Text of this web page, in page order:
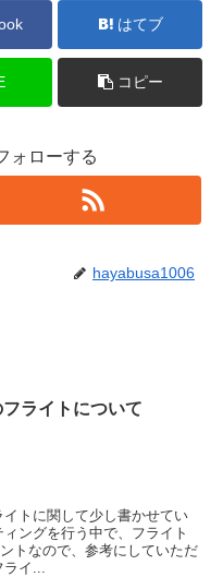
はてブ
コピー
ォローする
hayabusa1006
ライトについて
トに関して少し書かせてい
ングを行う中で、フライト
トなので、参考にしていただ
イ...